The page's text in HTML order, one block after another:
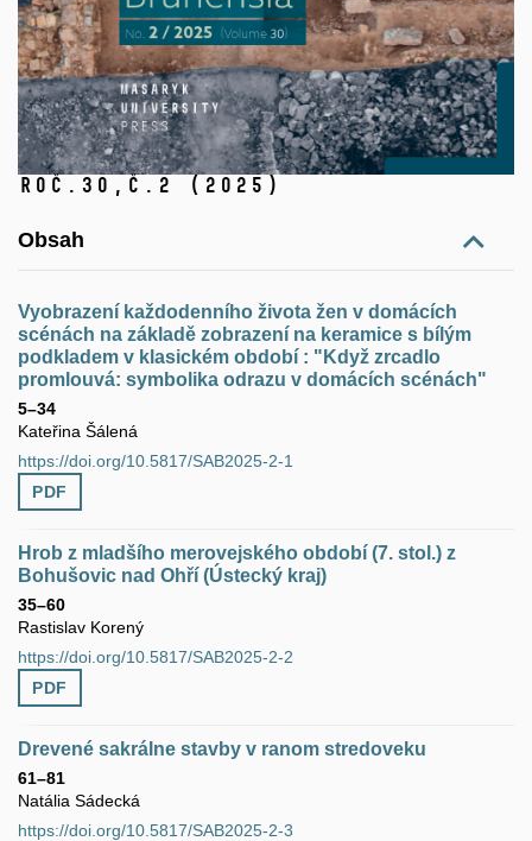
Roč.30, č.2 (2025)
Obsah
Vyobrazení každodenního života žen v domácích
scénách na základě zobrazení na keramice s bílým
podkladem v klasickém období : "Když zrcadlo
promlouvá: symbolika odrazu v domácích scénách"
5–34
Kateřina Šálená
https://doi.org/10.5817/SAB2025-2-1
PDF
Hrob z mladšího merovejského období (7. stol.) z
Bohušovic nad Ohří (Ústecký kraj)
35–60
Rastislav Korený
https://doi.org/10.5817/SAB2025-2-2
PDF
Drevené sakrálne stavby v ranom stredoveku
61–81
Natália Sádecká
https://doi.org/10.5817/SAB2025-2-3